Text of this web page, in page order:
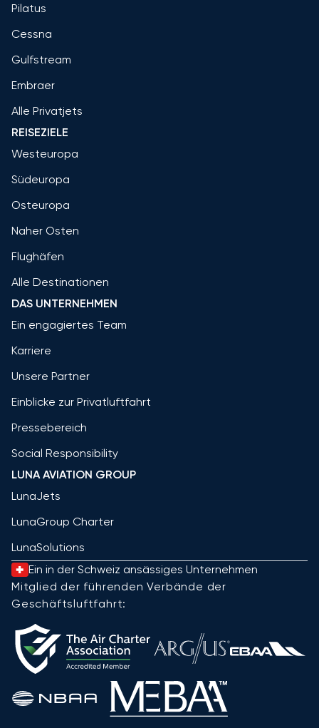
Pilatus
Cessna
Gulfstream
Embraer
Alle Privatjets
REISEZIELE
Westeuropa
Südeuropa
Osteuropa
Naher Osten
Flughäfen
Alle Destinationen
DAS UNTERNEHMEN
Ein engagiertes Team
Karriere
Unsere Partner
Einblicke zur Privatluftfahrt
Pressebereich
Social Responsibility
LUNA AVIATION GROUP
LunaJets
LunaGroup Charter
LunaSolutions
Ein in der Schweiz ansässiges Unternehmen
Mitglied der führenden Verbände der
Geschäftsluftfahrt: